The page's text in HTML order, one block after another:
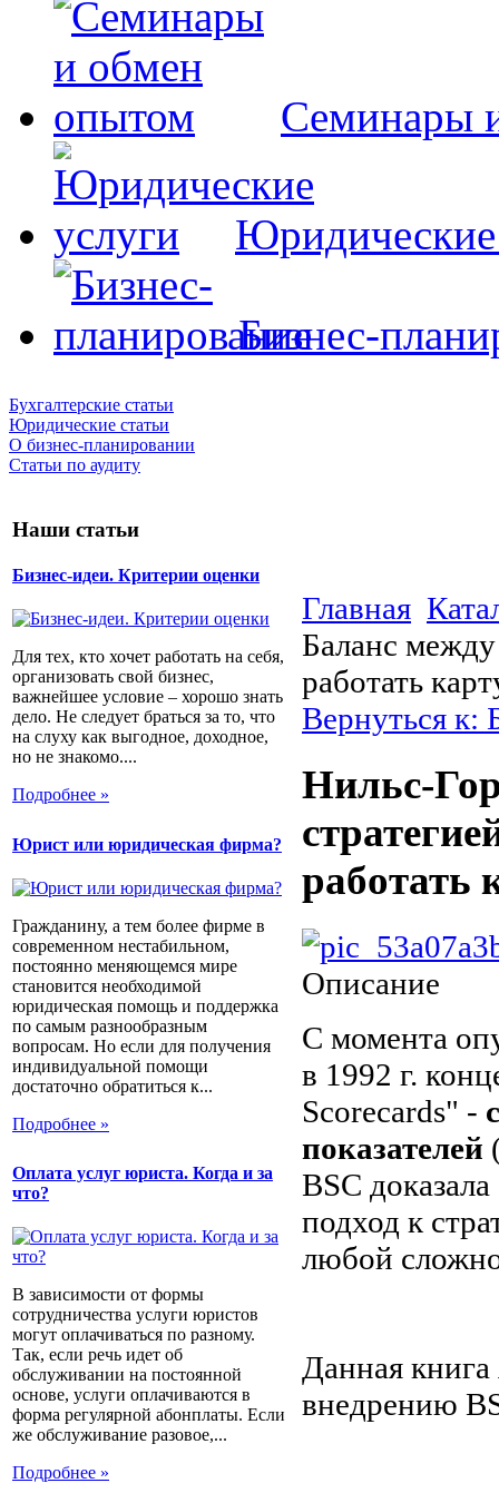
Семинары
Юридические
Бизнес-
Бухгалтерские статьи
Юридические статьи
О бизнес-планировании
Статьи по аудиту
Наши статьи
Бизнес-идеи. Критерии оценки
Для тех, кто хочет работать на себя,
организовать свой бизнес,
важнейшее условие – хорошо знать
дело. Не следует браться за то, что
на слуху как выгодное, доходное,
но не знакомо....
Подробнее »
Юрист или юридическая фирма?
Гражданину, а тем более фирме в
современном нестабильном,
постоянно меняющемся мире
становится необходимой
юридическая помощь и поддержка
по самым разнообразным
вопросам. Но если для получения
индивидуальной помощи
достаточно обратиться к...
Подробнее »
Оплата услуг юриста. Когда и за
что?
В зависимости от формы
сотрудничества услуги юристов
могут оплачиваться по разному.
Так, если речь идет об
обслуживании на постоянной
основе, услуги оплачиваются в
форма регулярной абонплаты. Если
же обслуживание разовое,...
Подробнее »
Главная
Баланс между
работать
Вернуться к:
Нильс-
работать
Описание
С момента
в 1992 г.
Scorecards" -
показателей
BSC
подход к
любой
Данная
внедрению